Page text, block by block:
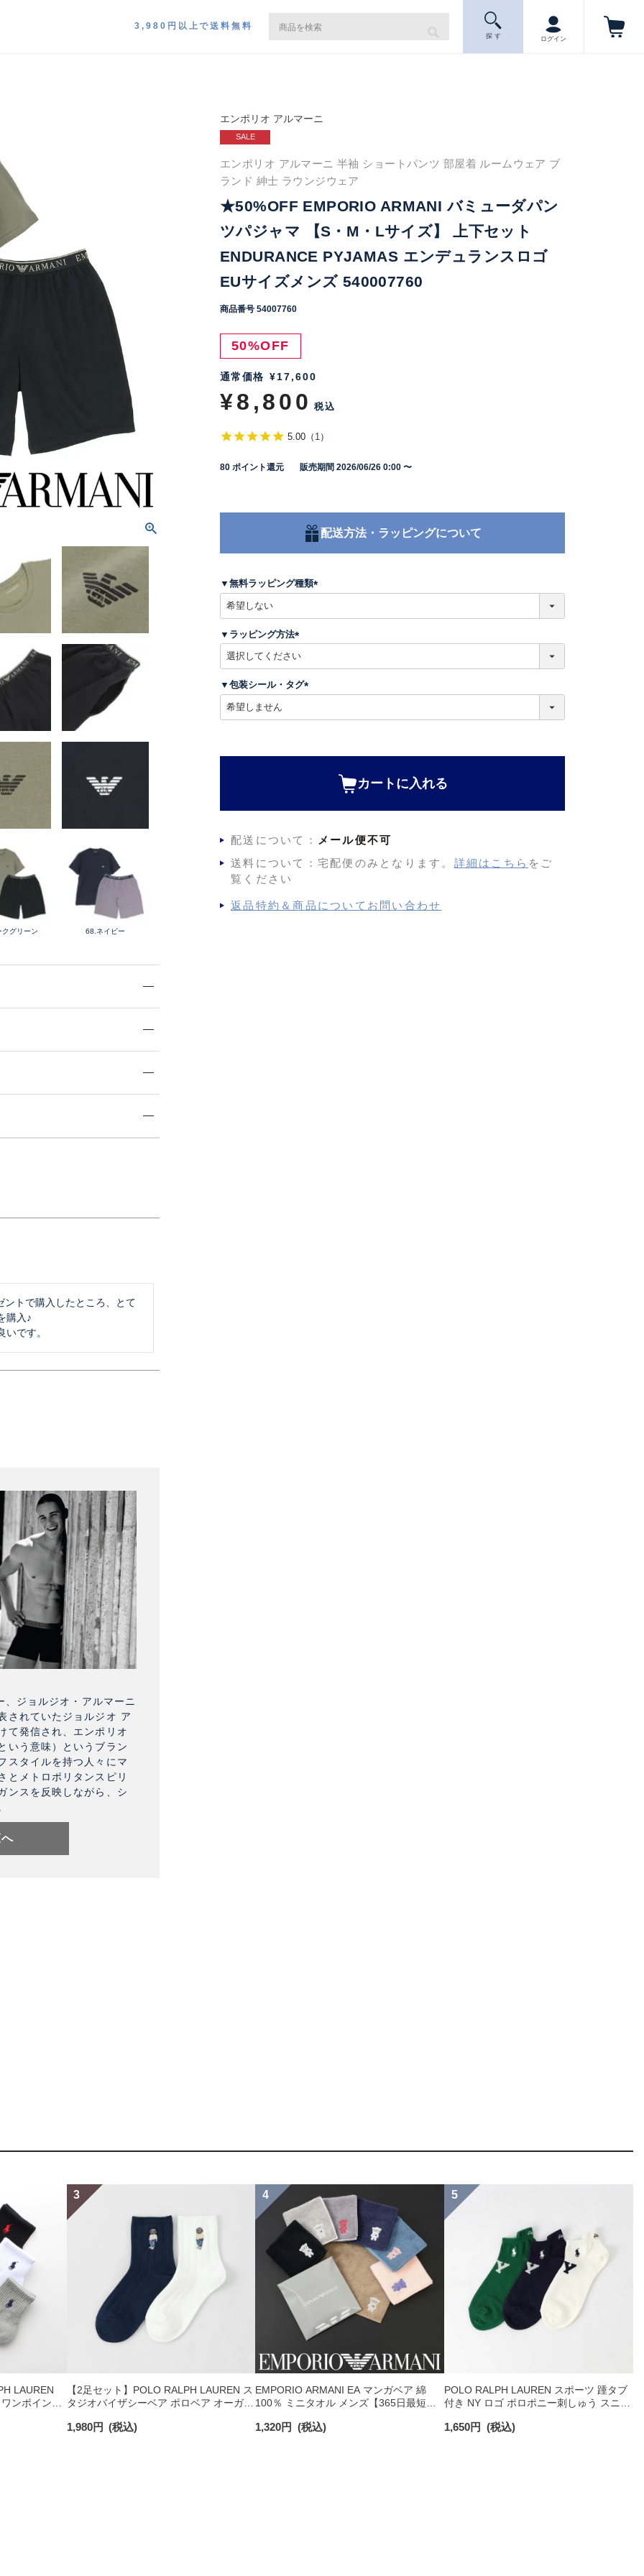
3,980円以上で送料無料
探 す ログイン
グリーン 68.ネイビー
トで購入したところ、とて
購入♪
です。
ジョルジオ・アルマーニ
されていたジョルジオ ア
て発信され、エンポリオ
いう意味）というブラン
スタイルを持つ人々にマ
とメトロポリタンスピリ
ンスを反映しながら、シ
エンポリオ アルマーニ
SALE
エンポリオ アルマーニ 半袖 ショートパンツ 部屋着 ルームウェア ブ
ランド 紳士 ラウンジウェア
★50%OFF EMPORIO ARMANI バミューダパン
ツパジャマ 【S・M・Lサイズ】 上下セット
ENDURANCE PYJAMAS エンデュランスロゴ
EUサイズメンズ 540007760
商品番号 54007760
50%OFF
通常価格 ¥17,600
¥8,800 税込
5.00 （ 1）
80 ポイント還元 販売期間 2026/06/26 0:00 〜
配送方法・ラッピングについて
▼無料ラッピング種類
)
▼ラッピング方法
須
)
▼包装シール・タグ
カートに入れる
配送について：
メール便不可
送料について：宅配便のみとなります。 詳細はこちら をご
覧ください
返品特約＆商品についてお問い合わせ
LAUREN
ンポイント
【2足セット】POLO RALPH LAUREN ス
タジオバイザシーベア ポロベア オーガニ
ンズ レディース 92009650
1,980円 (税込)
EMPORIO ARMANI EA マンガベア 綿
100％ ミニタオル メンズ【365日最短翌
1,320円 (税込)
POLO RALPH LAUREN スポーツ 踵タブ
付き NY ロゴ ポロポニー刺しゅう スニー
ソックス 02022328
1,650円 (税込)